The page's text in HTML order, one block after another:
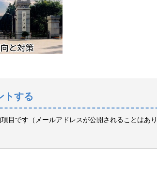
トする
目です（メールアドレスが公開されることはあ